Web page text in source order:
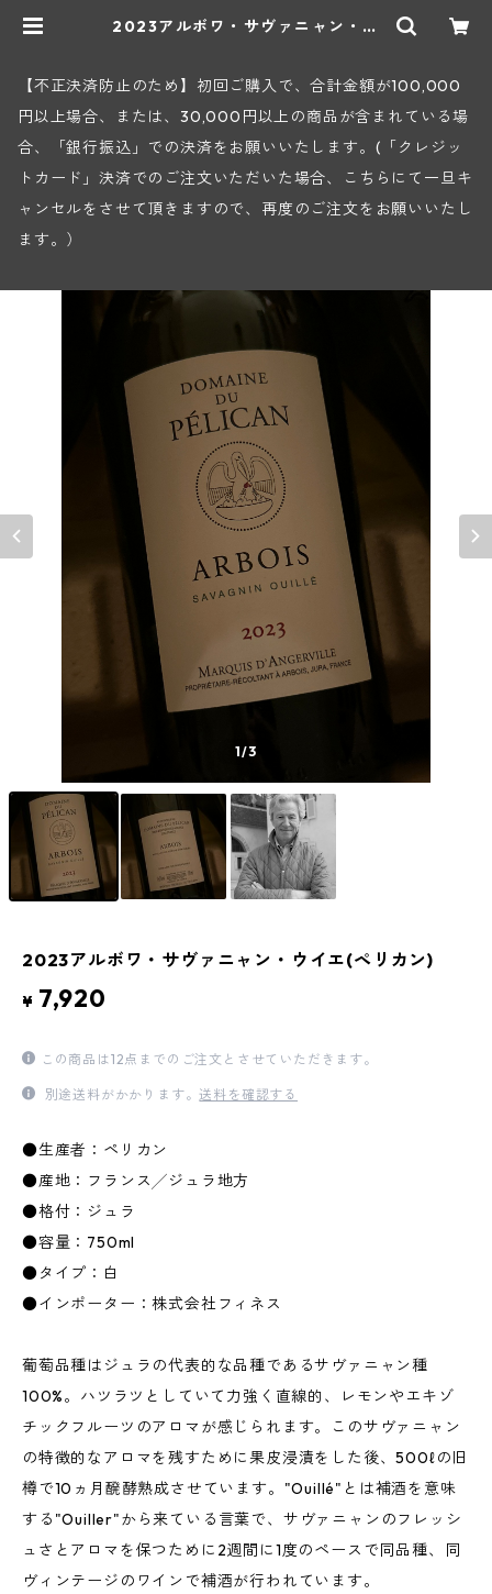
2023アルボワ・サヴァニャン・ウ
【不正決済防止のため】初回ご購入で、合計金額が100,000
円以上場合、または、30,000円以上の商品が含まれている場
合、「銀行振込」での決済をお願いいたします。(「クレジッ
トカード」決済でのご注文いただいた場合、こちらにて一旦キ
ャンセルをさせて頂きますので、再度のご注文をお願いいたし
ます。）
1/3
2023アルボワ・サヴァニャン・ウイエ(ペリカン)
¥ 7,920
この商品は12点までのご注文とさせていただきます。
別途送料がかかります。送料を確認する
●生産者：ペリカン
●産地：フランス╱ジュラ地方
●格付：ジュラ
●容量：750ml
●タイプ：白
●インポーター：株式会社フィネス
葡萄品種はジュラの代表的な品種であるサヴァニャン種
100%。ハツラツとしていて力強く直線的、レモンやエキゾ
チックフルーツのアロマが感じられます。このサヴァニャン
の特徴的なアロマを残すために果皮浸漬をした後、500ℓの旧
樽で10ヵ月醗酵熟成させています。"Ouillé"とは補酒を意味
する"Ouiller"から来ている言葉で、サヴァニャンのフレッシ
ュさとアロマを保つために2週間に1度のペースで同品種、同
ヴィンテージのワインで補酒が行われています。